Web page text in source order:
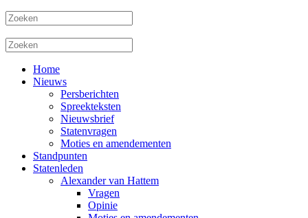
Home
Nieuws
Persberichten
Spreekteksten
Nieuwsbrief
Statenvragen
Moties en amendementen
Standpunten
Statenleden
Alexander van Hattem
Vragen
Opinie